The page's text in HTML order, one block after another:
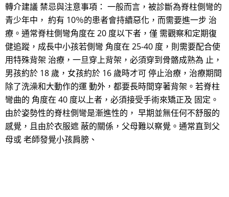
轉介建議 禁忌與注意事項： 一般而言，被診斷為脊柱側彎的
青少年中， 約有 10％的患者會持續惡化，而需要進一步 治
療。通常脊柱側彎角度在 20 度以下者，僅 需觀察和定期復
健追蹤，成長中小孩若側彎 角度在 25-40 度，則需要配合使
用特殊背架 治療，一旦穿上背架，必須穿到骨骼成熟為 止，
男孩約於 18 歲，女孩約於 16 歲時才可 停止治療，治療期間
除了洗澡和大動作的運 動外，都要長時間穿著背架。若脊柱
彎曲的 角度在 40 度以上者，必須接受手術來矯正及 固定。
由於姿勢性的脊柱側彎是漸進性的， 早期並無任何不舒服的
感覺，且由於衣服遮 蔽的關係，父母難以察覺。通常直到父
母或 老師發覺小孩肩膀、